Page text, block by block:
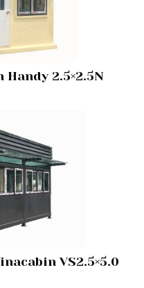
2.5×2.5N
VS2.5×5.0